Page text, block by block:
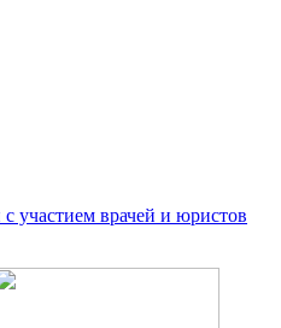
участием врачей и юристов